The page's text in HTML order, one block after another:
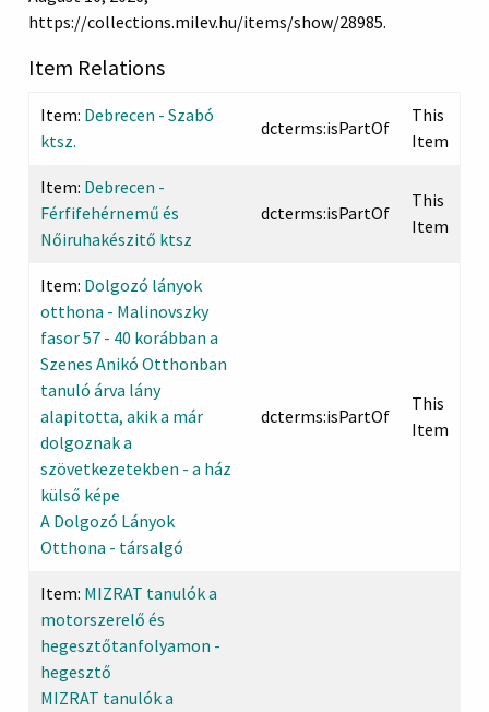
https://collections.milev.hu/items/show/28985.
Item Relations
Item: Debrecen - Szabó
ktsz.
dcterms:isPartOf
This
Item
Item: Debrecen -
Férfifehérnemű és
Nőiruhakészitő ktsz
dcterms:isPartOf
This
Item
Item: Dolgozó lányok
otthona - Malinovszky
fasor 57 - 40 korábban a
Szenes Anikó Otthonban
tanuló árva lány
alapitotta, akik a már
dolgoznak a
szövetkezetekben - a ház
külső képe
A Dolgozó Lányok
Otthona - társalgó
dcterms:isPartOf
This
Item
Item: MIZRAT tanulók a
motorszerelő és
hegesztőtanfolyamon -
hegesztő
MIZRAT tanulók a